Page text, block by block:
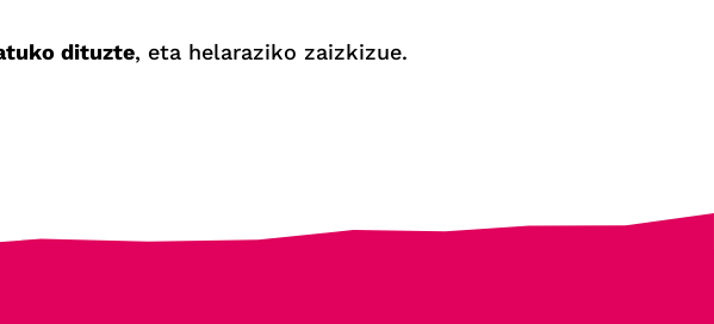
dituzte, eta helaraziko zaizkizue.